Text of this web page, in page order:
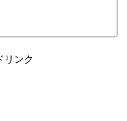
リンク